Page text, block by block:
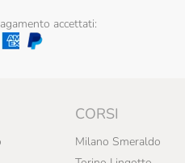
accettati:
CORSI
Milano Smeraldo